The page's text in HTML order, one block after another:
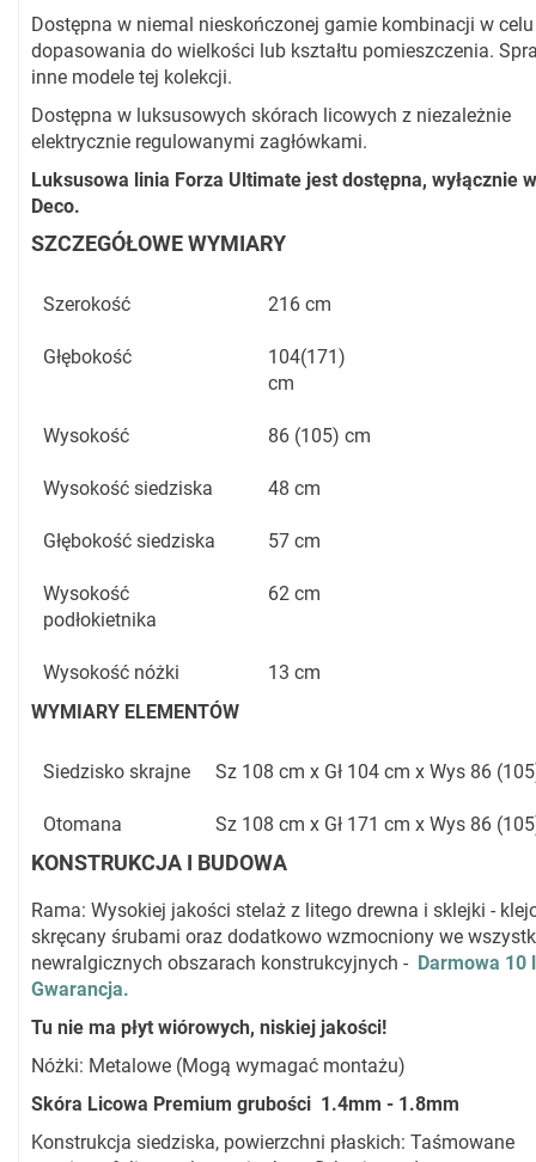
Dostępna w niemal nieskończonej gamie kombinacji w celu
dopasowania do wielkości lub kształtu pomieszczenia.
inne modele tej kolekcji.
Dostępna w luksusowych skórach licowych z niezależnie
elektrycznie regulowanymi zagłówkami.
Luksusowa linia Forza Ultimate jest dostępna, wyłącznie
Deco.
SZCZEGÓŁOWE WYMIARY
Szerokość 216 cm
Głębokość
104(171)
cm
Wysokość 86 (105) cm
Wysokość siedziska 48 cm
Głębokość siedziska 57 cm
Wysokość
podłokietnika
62 cm
Wysokość nóżki
13 cm
WYMIARY ELEMENTÓW
Siedzisko skrajne Sz 108 cm x Gł 104 cm x Wys 86
Otomana Sz 108 cm x Gł 171 cm x Wys 86
KONSTRUKCJA I BUDOWA
Rama: Wysokiej jakości stelaż z litego drewna i sklejki -
skręcany śrubami oraz dodatkowo wzmocniony we
newralgicznych obszarach konstrukcyjnych - Darmowa 10
Gwarancja.
Tu nie ma płyt wiórowych, niskiej jakości!
Nóżki: Metalowe (Mogą wymagać montażu)
Skóra Licowa Premium grubości 1.4mm - 1.8mm
Konstrukcja siedziska, powierzchni płaskich: Taśmowane